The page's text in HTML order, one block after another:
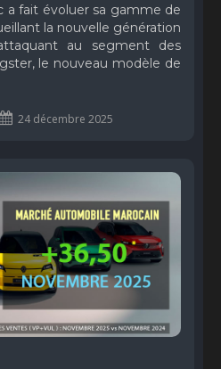
a fait évoluer sa gamme de
la nouvelle génération
au segment des
le nouveau modèle de
24 décembre 2025